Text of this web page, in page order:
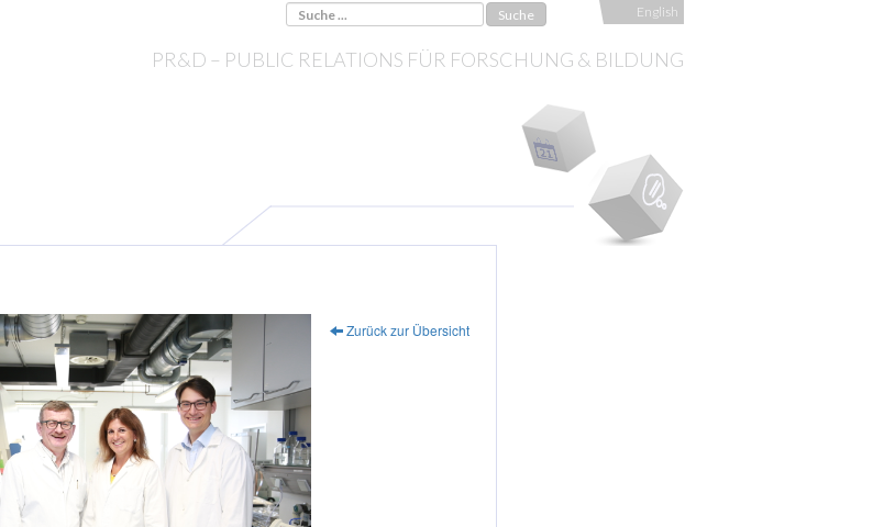
English
PR&D – PUBLIC RELATIONS FÜR FORSCHUNG & BILDUNG
Zurück zur Übersicht